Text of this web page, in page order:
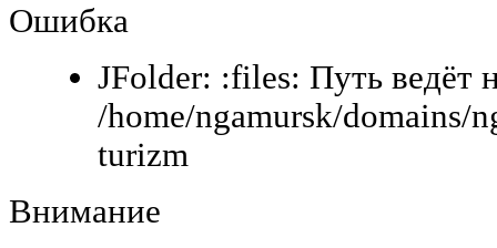
Ошибка
JFolder: :files: Путь ведёт
/home/ngamursk/domains/
turizm
Внимание